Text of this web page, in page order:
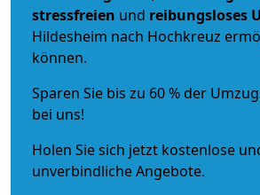
stressfreien und reibungsloses
Hildesheim nach Hochkreuz
können.
Sparen Sie bis zu 60 % der
bei uns!
Holen Sie sich jetzt kostenlose
unverbindliche Angebote.